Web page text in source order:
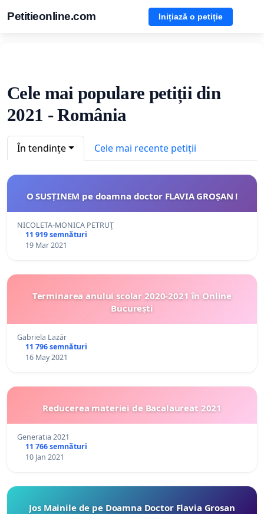
Petitieonline.com Inițiază o petiție
Cele mai populare petiții din
2021 - România
În tendințe Cele mai recente petiții
O SUSȚINEM pe doamna doctor FLAVIA GROȘAN !
NICOLETA-MONICA PETRUŢ
11 919 semnături
19 Mar 2021
Terminarea anului școlar 2020-2021 în Online
București
Gabriela Lazăr
11 796 semnături
16 May 2021
Reducerea materiei de Bacalaureat 2021
Generatia 2021
11 766 semnături
10 Jan 2021
Jos Mainile de pe Doamna Doctor Flavia Grosan